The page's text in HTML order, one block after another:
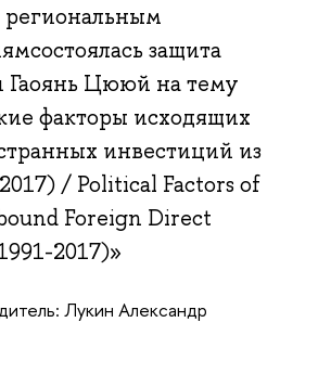
защита
Гаоянь Цююй на тему
факторы исходящих
инвестиций из
/ Political Factors of
Foreign Direct
2017)»
Лукин Александр